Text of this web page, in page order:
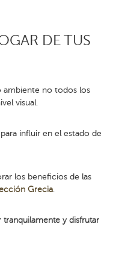
DE TUS
ambiente no todos los
visual.
influir en el estado de
los beneficios de las
Grecia.
tranquilamente y disfrutar